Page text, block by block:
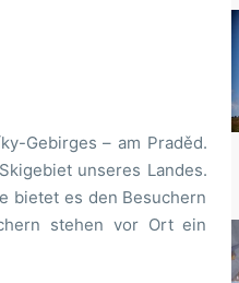
Gebirges – am Praděd.
unseres Landes.
bietet es den Besuchern
stehen vor Ort ein